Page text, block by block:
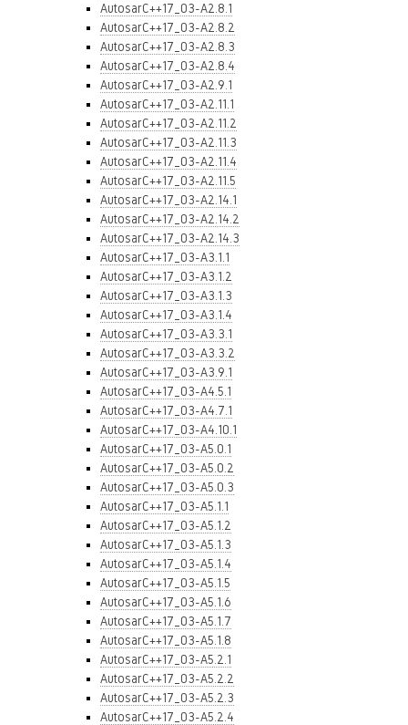
AutosarC++17_03-A2.8.1
AutosarC++17_03-A2.8.2
AutosarC++17_03-A2.8.3
AutosarC++17_03-A2.8.4
AutosarC++17_03-A2.9.1
AutosarC++17_03-A2.11.1
AutosarC++17_03-A2.11.2
AutosarC++17_03-A2.11.3
AutosarC++17_03-A2.11.4
AutosarC++17_03-A2.11.5
AutosarC++17_03-A2.14.1
AutosarC++17_03-A2.14.2
AutosarC++17_03-A2.14.3
AutosarC++17_03-A3.1.1
AutosarC++17_03-A3.1.2
AutosarC++17_03-A3.1.3
AutosarC++17_03-A3.1.4
AutosarC++17_03-A3.3.1
AutosarC++17_03-A3.3.2
AutosarC++17_03-A3.9.1
AutosarC++17_03-A4.5.1
AutosarC++17_03-A4.7.1
AutosarC++17_03-A4.10.1
AutosarC++17_03-A5.0.1
AutosarC++17_03-A5.0.2
AutosarC++17_03-A5.0.3
AutosarC++17_03-A5.1.1
AutosarC++17_03-A5.1.2
AutosarC++17_03-A5.1.3
AutosarC++17_03-A5.1.4
AutosarC++17_03-A5.1.5
AutosarC++17_03-A5.1.6
AutosarC++17_03-A5.1.7
AutosarC++17_03-A5.1.8
AutosarC++17_03-A5.2.1
AutosarC++17_03-A5.2.2
AutosarC++17_03-A5.2.3
AutosarC++17_03-A5.2.4